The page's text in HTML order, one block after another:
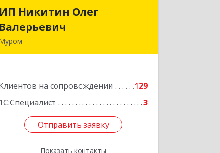
ИП Никитин Олег
Валерьевич
Муром
Клиентов на сопровождении
129
1С:Специалист
3
Отправить заявку
Показать контакты
ИП Никитин Олег
Подробнее
Отправить заявку
Назад